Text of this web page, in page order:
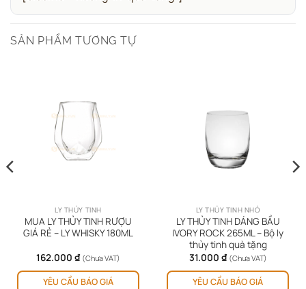
SẢN PHẨM TƯƠNG TỰ
LY THỦY TINH
MUA LY THỦY TINH RƯỢU
GIÁ RẺ – LY WHISKY 180ML
162.000 ₫ (Chưa VAT)
YÊU CẦU BÁO GIÁ
LY THỦY TINH NHỎ
LY THỦY TINH DÁNG BẦU
IVORY ROCK 265ML – Bộ ly
thủy tinh quà tặng
31.000 ₫ (Chưa VAT)
YÊU CẦU BÁO GIÁ